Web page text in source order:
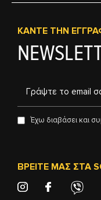
ΚΆΝΤΕ ΤΗΝ
Έχω διαβάσει και
ΒΡΕΊΤΕ ΜΑΣ ΣΤΑ